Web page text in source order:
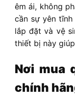
êm ái, không
cần sự yên
lắp đặt và vệ
thiết bị này
Nơi mua
chính